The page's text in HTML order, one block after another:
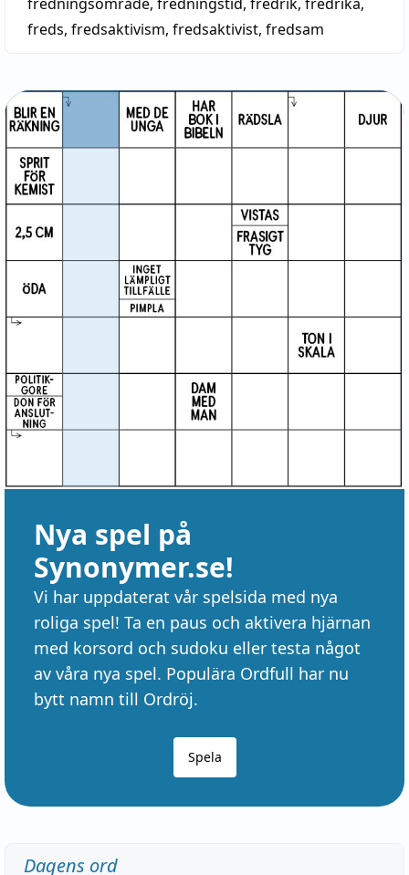
freds, fredsaktivism, fredsaktivist, fredsam
Nya spel på
Synonymer.se!
Vi har uppdaterat vår spelsida med nya
roliga spel! Ta en paus och aktivera hjärnan
med korsord och sudoku eller testa något
av våra nya spel. Populära Ordfull har nu
bytt namn till Ordröj.
Spela
Dagens ord